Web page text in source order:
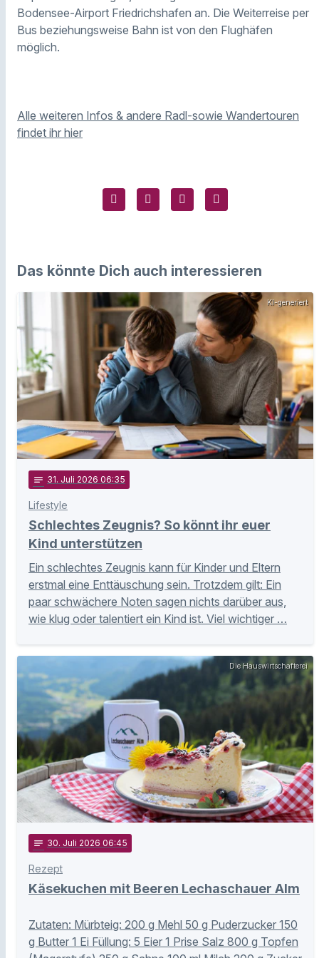
Bodensee-Airport Friedrichshafen an. Die Weiterreise per
Bus beziehungsweise Bahn ist von den Flughäfen
möglich.
Alle weiteren Infos & andere Radl-sowie Wandertouren
findet ihr hier
Das könnte Dich auch interessieren
KI-generiert
notes 31. Juli 2026 06:35
Lifestyle
Schlechtes Zeugnis? So könnt ihr euer
Kind unterstützen
Ein schlechtes Zeugnis kann für Kinder und Eltern
erstmal eine Enttäuschung sein. Trotzdem gilt: Ein
paar schwächere Noten sagen nichts darüber aus,
wie klug oder talentiert ein Kind ist. Viel wichtiger …
Die Hauswirtschafterei
notes 30. Juli 2026 06:45
Rezept
Käsekuchen mit Beeren Lechaschauer Alm
Zutaten: Mürbteig: 200 g Mehl 50 g Puderzucker 150
g Butter 1 Ei Füllung: 5 Eier 1 Prise Salz 800 g Topfen